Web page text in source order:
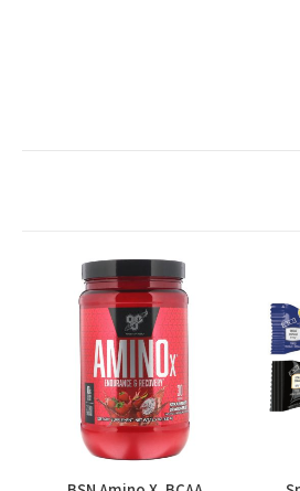
למוצר זה יש מספר סוגים. ניתן לבחור את האפשרויות בעמוד המוצר